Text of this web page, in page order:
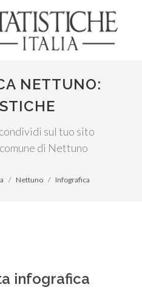
NETTUNO:
sul tuo sito
di Nettuno
Nettuno Infografica
infografica